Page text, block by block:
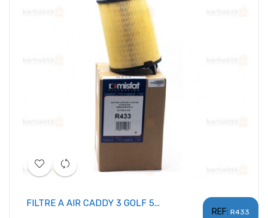
REF: R433
FILTRE A AIR CADDY 3 GOLF 5...